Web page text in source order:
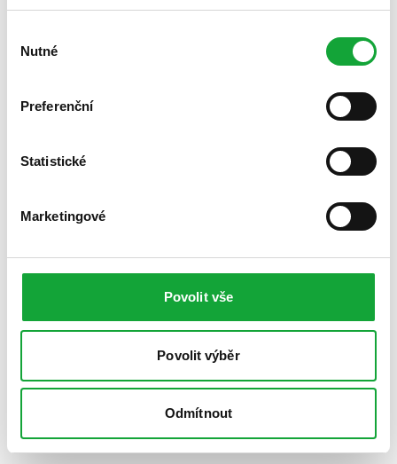
souhlasu
Nutné
Preferenční
Statistické
Marketingové
Povolit vše
Povolit výběr
Odmítnout